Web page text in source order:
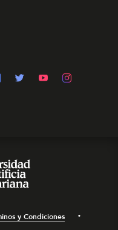
y Condiciones